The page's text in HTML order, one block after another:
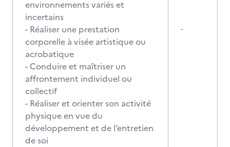
environnements variés et
incertains
- Réaliser une prestation
corporelle à visée artistique ou
acrobatique
- Conduire et maîtriser un
affrontement individuel ou
collectif
- Réaliser et orienter son activité
physique en vue du
développement et de l’entretien
de soi
-